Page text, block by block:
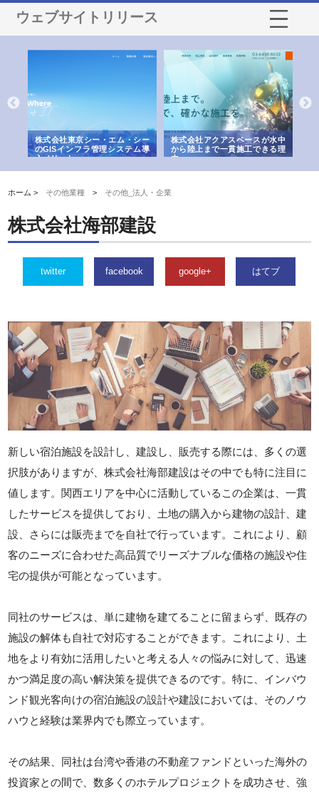
ウェブサイトリリース
株式会社東京シー・エム・シー
のGISインフラ管理システム導
入メリット
株式会社アクアスペースが水中
から陸上まで一貫施工できる理
由
ホーム > その他業種 > その他_法人・企業
株式会社海部建設
twitter facebook google+ はてブ
新しい宿泊施設を設計し、建設し、販売する際には、多くの選
択肢がありますが、株式会社海部建設はその中でも特に注目に
値します。関西エリアを中心に活動しているこの企業は、一貫
したサービスを提供しており、土地の購入から建物の設計、建
設、さらには販売までを自社で行っています。これにより、顧
客のニーズに合わせた高品質でリーズナブルな価格の施設や住
宅の提供が可能となっています。
同社のサービスは、単に建物を建てることに留まらず、既存の
施設の解体も自社で対応することができます。これにより、土
地をより有効に活用したいと考える人々の悩みに対して、迅速
かつ満足度の高い解決策を提供できるのです。特に、インバウ
ンド観光客向けの宿泊施設の設計や建設においては、そのノウ
ハウと経験は業界内でも際立っています。
その結果、同社は台湾や香港の不動産ファンドといった海外の
投資家との間で、数多くのホテルプロジェクトを成功させ、強